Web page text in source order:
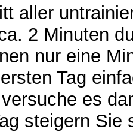
aller
2 Minuten
nur eine
Tag
es
steigern Sie